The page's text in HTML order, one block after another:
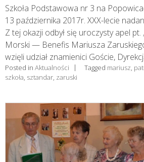
Szkoła Podstawowa nr 3 na
13 października 2017r. XXX-lecie
Z tej okazji odbył się uroczysty apel pt.
Morski — Benefis Mariusza
wzięli udział znamienici Goście,
Posted in Aktualności Tagged mariusz
szkoła sztandar zaruski